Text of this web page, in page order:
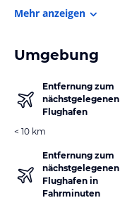
Mehr anzeigen
Umgebung
Entfernung zum
nächstgelegenen
Flughafen
< 10 km
Entfernung zum
nächstgelegenen
Flughafen in
Fahrminuten